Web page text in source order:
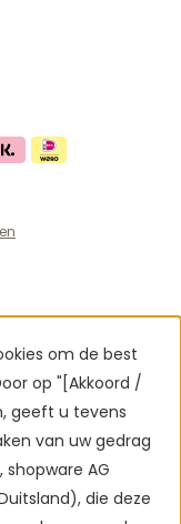
om de best
op "[Akkoord /
geeft u tevens
van uw gedrag
AG
die deze